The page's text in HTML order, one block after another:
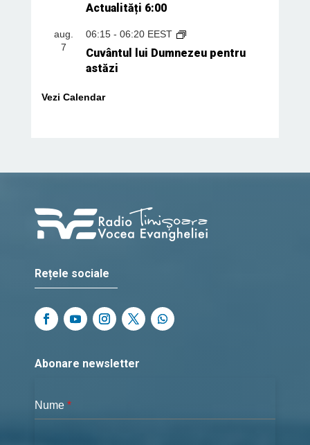
Actualități 6:00
aug.
7
06:15- 06:20 EEST
Cuvântul lui Dumnezeu pentru
astăzi
Vezi Calendar
Rețele sociale
Abonare newsletter
Nume *